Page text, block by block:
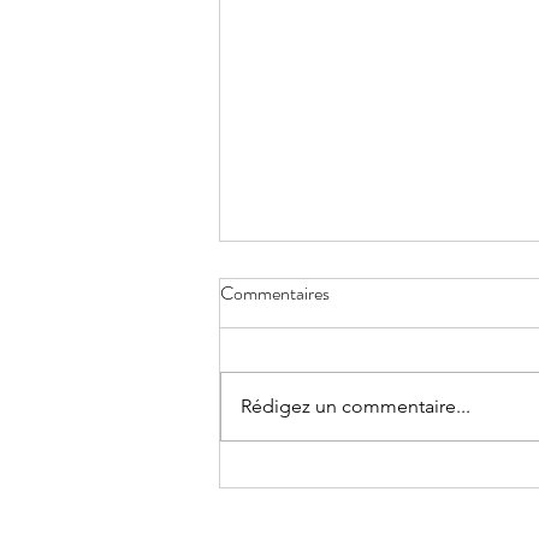
“Tu n’es pas responsable de
Commentaires
Rédigez un commentaire...